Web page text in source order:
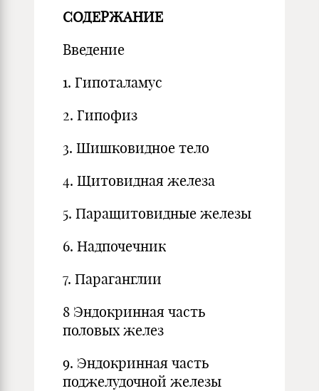
СОДЕРЖАНИЕ
Введение
1. Гипоталамус
2. Гипофиз
3. Шишковидное тело
4. Щитовидная железа
5. Паращитовидные железы
6. Надпочечник
7. Параганглии
8 Эндокринная часть
половых желез
9. Эндокринная часть
поджелудочной железы